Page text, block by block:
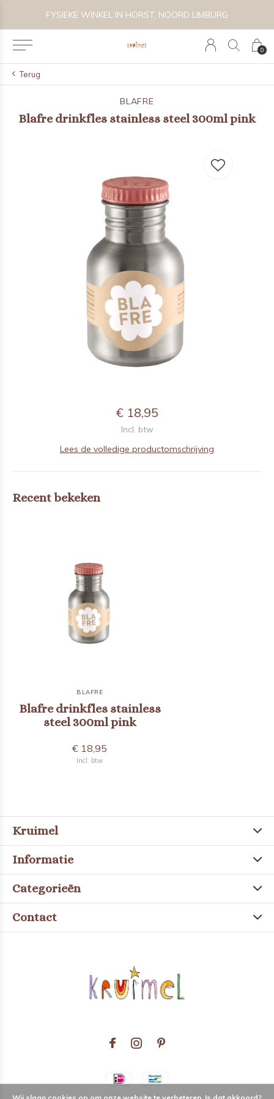
0
FYSIEKE WINKEL IN HORST, NOORD LIMBURG
Terug
BLAFRE
Blafre drinkfles stainless steel 300ml pink
€ 18,95
Incl. btw
Lees de volledige productomschrijving
Recent bekeken
BLAFRE
Blafre drinkfles stainless
steel 300ml pink
€ 18,95
Incl. btw
Kruimel
Informatie
Categorieën
Contact